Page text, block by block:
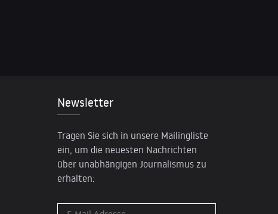
Newsletter
Tragen Sie sich in unsere Mailingliste
ein, um die neuesten Nachrichten
über unabhängigen Journalismus zu
erhalten: